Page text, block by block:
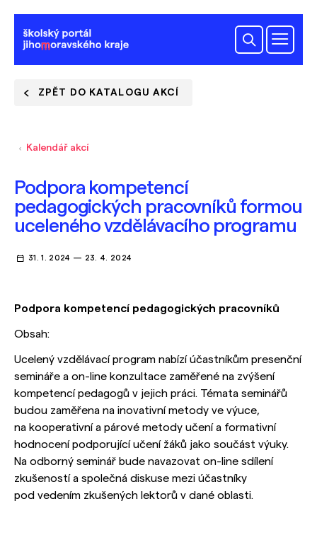
ZPĚT DO KATALOGU AKCÍ
Kalendář akcí
Podpora kompetencí
pedagogických pracovníků formou
uceleného vzdělávacího programu
31. 1. 2024 — 23. 4. 2024
Podpora kompetencí pedagogických pracovníků
Obsah:
Ucelený vzdělávací program nabízí účastníkům presenční
semináře a on-line konzultace zaměřené na zvýšení
kompetencí pedagogů v jejich práci. Témata seminářů
budou zaměřena na inovativní metody ve výuce,
na kooperativní a párové metody učení a formativní
hodnocení podporující učení žáků jako součást výuky.
Na odborný seminář bude navazovat on-line sdílení
zkušeností a společná diskuse mezi účastníky
pod vedením zkušených lektorů v dané oblasti.